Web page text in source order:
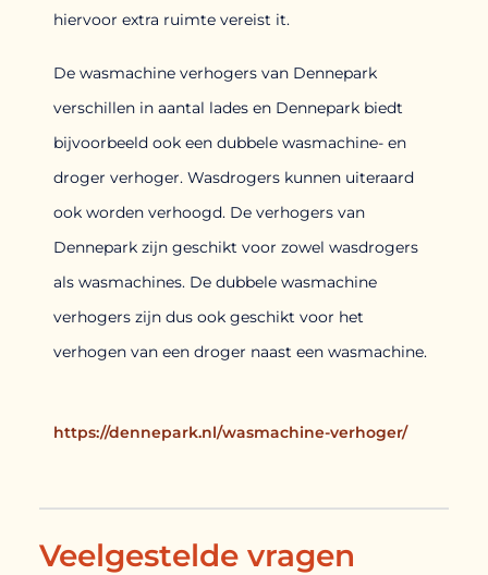
hiervoor extra ruimte vereist it.
De wasmachine verhogers van Dennepark
verschillen in aantal lades en Dennepark biedt
bijvoorbeeld ook een dubbele wasmachine- en
droger verhoger. Wasdrogers kunnen uiteraard
ook worden verhoogd. De verhogers van
Dennepark zijn geschikt voor zowel wasdrogers
als wasmachines. De dubbele wasmachine
verhogers zijn dus ook geschikt voor het
verhogen van een droger naast een wasmachine.
https://dennepark.nl/wasmachine-verhoger/
Veelgestelde vragen